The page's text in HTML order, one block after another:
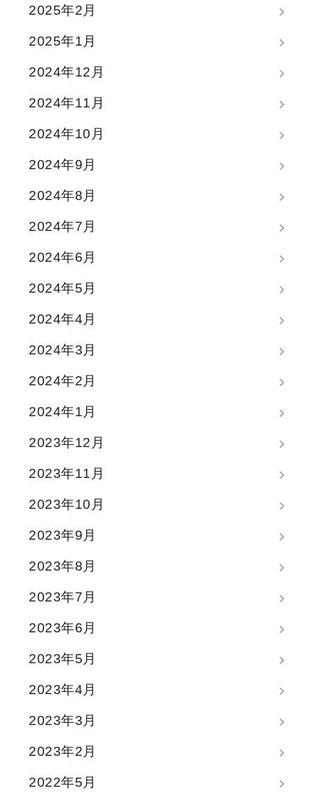
2025年2月
2025年1月
2024年12月
2024年11月
2024年10月
2024年9月
2024年8月
2024年7月
2024年6月
2024年5月
2024年4月
2024年3月
2024年2月
2024年1月
2023年12月
2023年11月
2023年10月
2023年9月
2023年8月
2023年7月
2023年6月
2023年5月
2023年4月
2023年3月
2023年2月
2022年5月